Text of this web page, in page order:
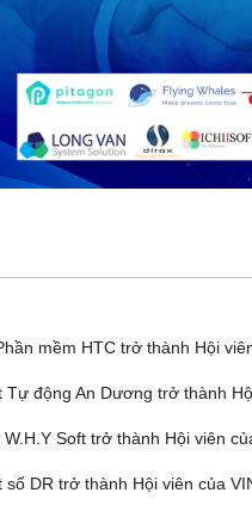
mềm HTC trở thành Hội
động An Dương trở thành
Soft trở thành Hội viên
DR trở thành Hội viên của